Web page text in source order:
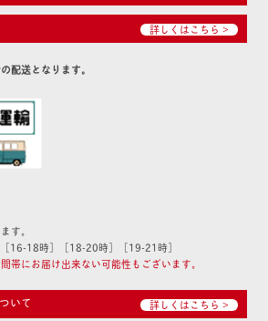
詳しくはこちら >
配送となります。
す。
16-18時］［18-20時］［19-21時］
帯にお届け出来ない可能性もございます。
いて 詳しくはこちら >